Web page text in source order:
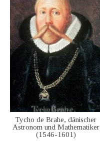
Tycho de Brahe, dänischer
Astronom und Mathematiker
(1546-1601)